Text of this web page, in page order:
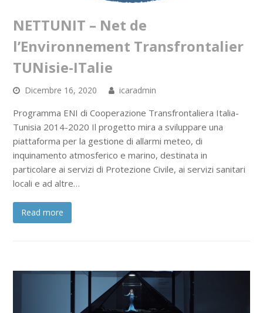
NETTUNIT – Net de
l’Environnement Transfrontalier
TUNisie-ITalie
Dicembre 16, 2020 icaradmin
Programma ENI di Cooperazione Transfrontaliera Italia-
Tunisia 2014-2020 Il progetto mira a sviluppare una
piattaforma per la gestione di allarmi meteo, di
inquinamento atmosferico e marino, destinata in
particolare ai servizi di Protezione Civile, ai servizi sanitari
locali e ad altre…
Read more